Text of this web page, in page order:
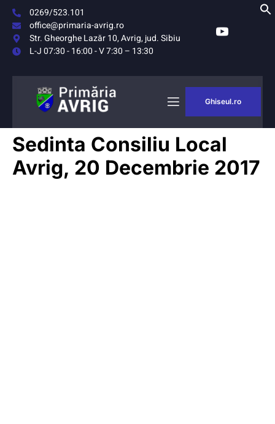
0269/523.101
office@primaria-avrig.ro
Str. Gheorghe Lazăr 10, Avrig, jud. Sibiu
L-J 07:30 - 16:00 - V 7:30 – 13:30
Ghiseul.ro
Sedinta Consiliu Local
Avrig, 20 Decembrie 2017